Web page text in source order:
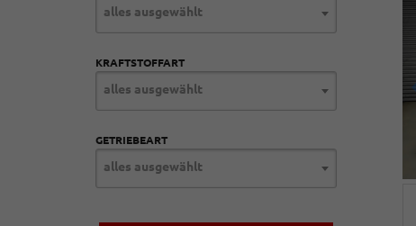
alles ausgewählt
KRAFTSTOFFART
alles ausgewählt
GETRIEBEART
alles ausgewählt